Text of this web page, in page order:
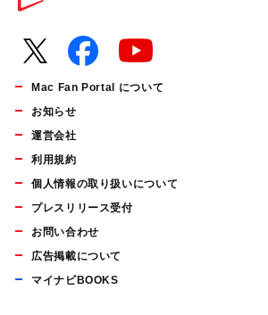
Mac Fan Portal について
お知らせ
運営会社
利用規約
個人情報の取り扱いについて
プレスリリース受付
お問い合わせ
広告掲載について
マイナビBOOKS